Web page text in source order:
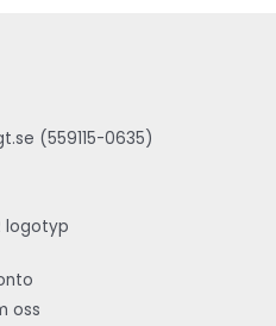
(559115-0635)
oss